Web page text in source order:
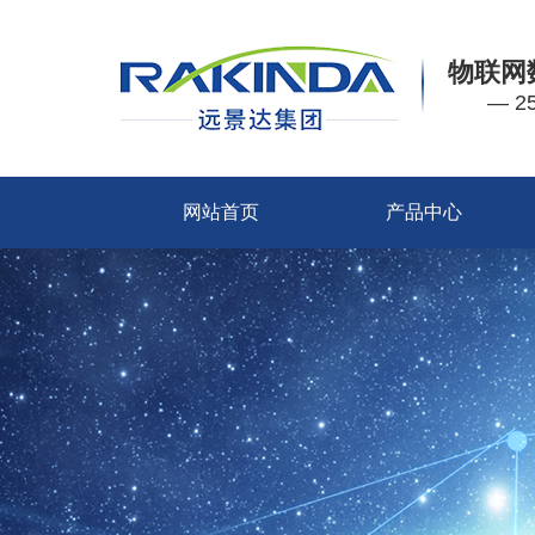
物联网
—
网站首页 产品中心